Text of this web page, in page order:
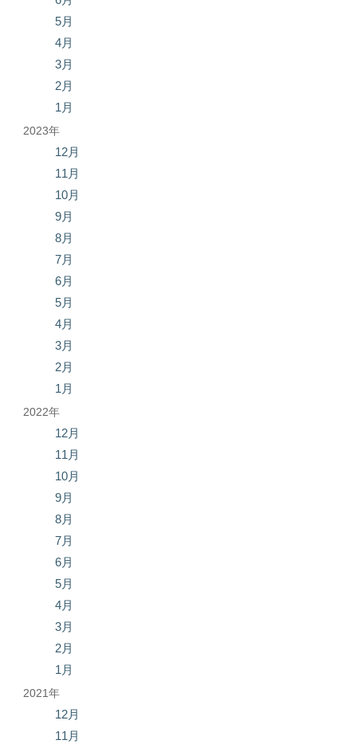
5月
4月
3月
2月
1月
2023年
12月
11月
10月
9月
8月
7月
6月
5月
4月
3月
2月
1月
2022年
12月
11月
10月
9月
8月
7月
6月
5月
4月
3月
2月
1月
2021年
12月
11月